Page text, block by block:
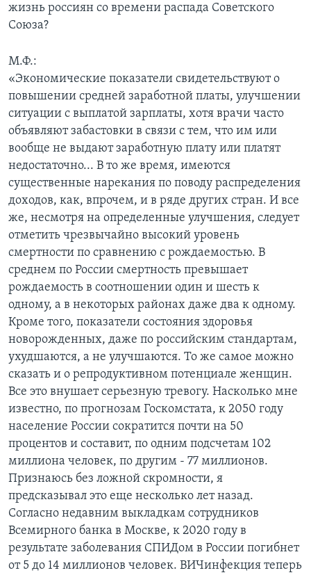
жизнь россиян со времени распада Советского
Союза?
М.Ф.:
«Экономические показатели свидетельствуют о
повышении средней заработной платы, улучшении
ситуации с выплатой зарплаты, хотя врачи часто
объявляют забастовки в связи с тем, что им или
вообще не выдают заработную плату или платят
недостаточно... В то же время, имеются
существенные нарекания по поводу распределения
доходов, как, впрочем, и в ряде других стран. И все
же, несмотря на определенные улучшения, следует
отметить чрезвычайно высокий уровень
смертности по сравнению с рождаемостью. В
среднем по России смертность превышает
рождаемость в соотношении один и шесть к
одному, а в некоторых районах даже два к одному.
Кроме того, показатели состояния здоровья
новорожденных, даже по российским стандартам,
ухудшаются, а не улучшаются. То же самое можно
сказать и о репродуктивном потенциале женщин.
Все это внушает серьезную тревогу. Насколько мне
известно, по прогнозам Госкомстата, к 2050 году
население России сократится почти на 50
процентов и составит, по одним подсчетам 102
миллиона человек, по другим - 77 миллионов.
Признаюсь без ложной скромности, я
предсказывал это еще несколько лет назад.
Согласно недавним выкладкам сотрудников
Всемирного банка в Москве, к 2020 году в
результате заболевания СПИДом в России погибнет
от 5 до 14 миллионов человек. ВИЧинфекция теперь